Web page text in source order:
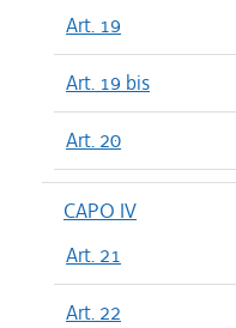
Art. 19
Art. 19 bis
Art. 20
CAPO IV
Art. 21
Art. 22